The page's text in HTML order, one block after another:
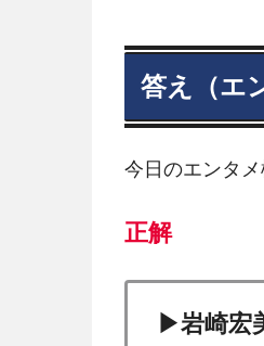
答え（エ
今日のエンタメ
正解
▶岩崎宏